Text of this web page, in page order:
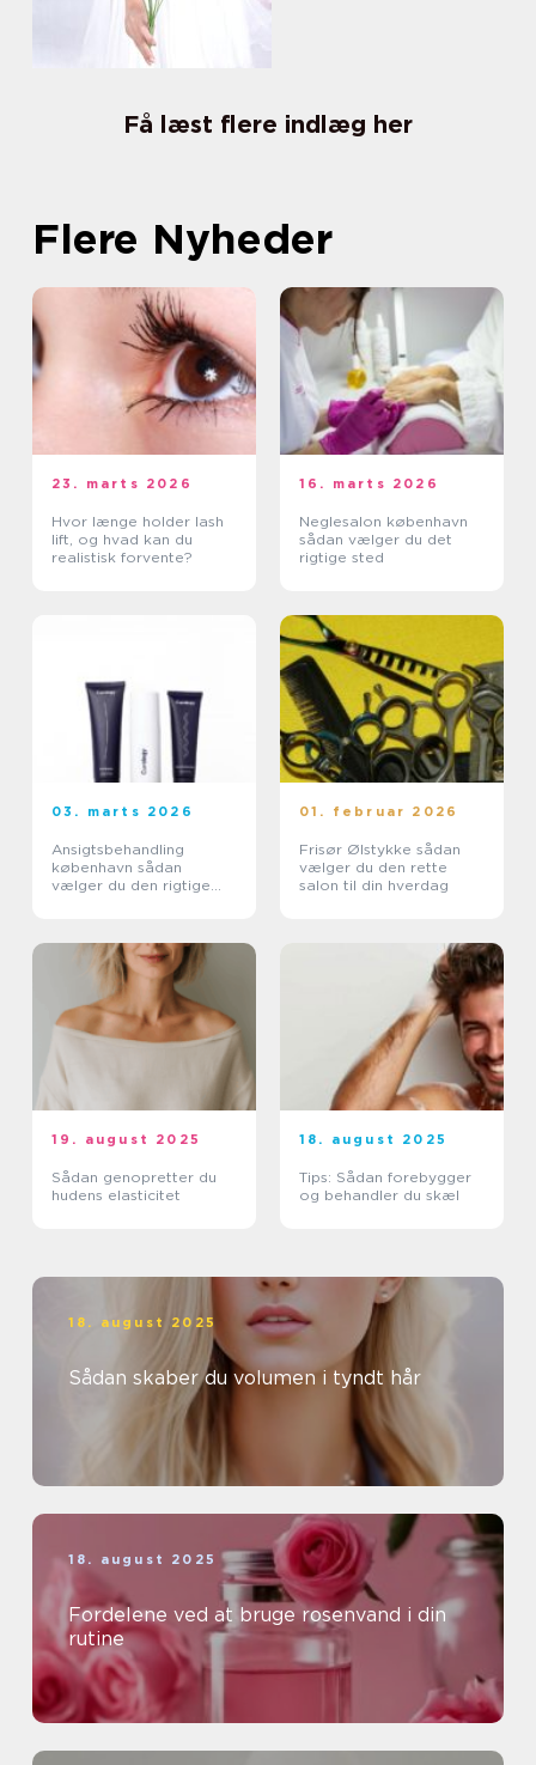
Få læst flere indlæg her
Flere Nyheder
23. marts 2026
Hvor længe holder lash
lift, og hvad kan du
realistisk forvente?
16. marts 2026
Neglesalon københavn
sådan vælger du det
rigtige sted
03. marts 2026
Ansigtsbehandling
københavn sådan
vælger du den rigtige
01. februar 2026
Frisør Ølstykke sådan
vælger du den rette
salon til din hverdag
19. august 2025
Sådan genopretter du
hudens elasticitet
18. august 2025
Tips: Sådan forebygger
og behandler du skæl
18. august 2025
Sådan skaber du volumen i tyndt hår
18. august 2025
Fordelene ved at bruge rosenvand i din
rutine